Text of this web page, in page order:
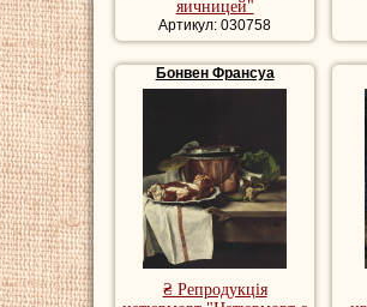
яичницей"
Артикул: 030758
Бонвен Франсуа
₴ Репродукція